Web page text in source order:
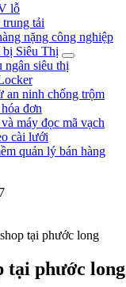
lỗ
tải
nặng công nghiệp
bị Siêu Thị
ngân siêu thị
an ninh chống trộm
đơn
máy đọc mã vạch
cài lưới
quản lý bán hàng
tại phước long
tại phước long